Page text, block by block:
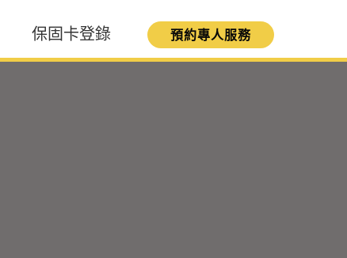
保固卡登錄 預約專人服務